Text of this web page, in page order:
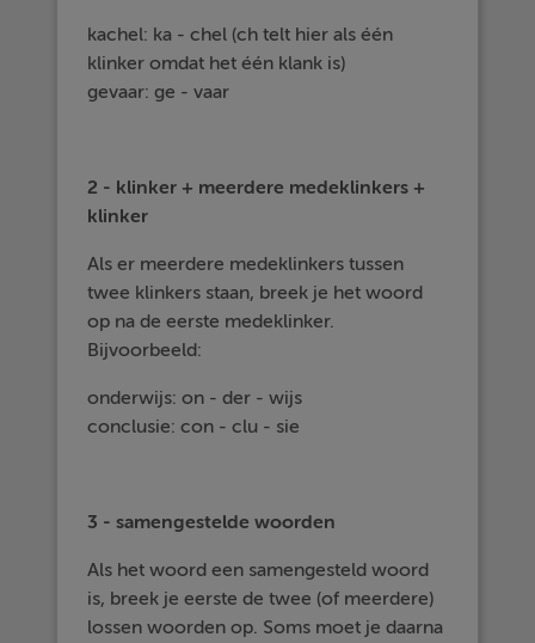
kachel: ka - chel (ch telt hier als één
klinker omdat het één klank is)
gevaar: ge - vaar
2 - klinker + meerdere medeklinkers +
klinker
Als er meerdere medeklinkers tussen
twee klinkers staan, breek je het woord
op na de eerste medeklinker.
Bijvoorbeeld:
onderwijs: on - der - wijs
conclusie: con - clu - sie
3 - samengestelde woorden
Als het woord een samengesteld woord
is, breek je eerste de twee (of meerdere)
lossen woorden op. Soms moet je daarna